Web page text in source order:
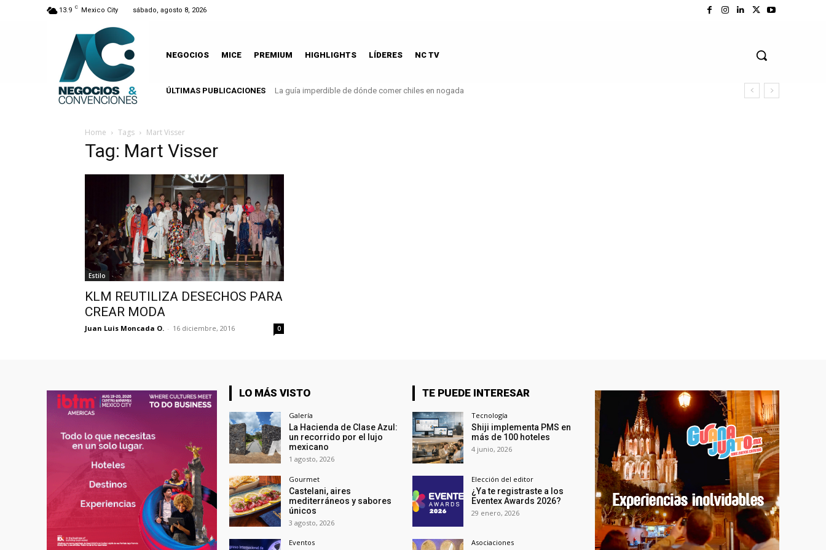
13.9 C Mexico City sábado, agosto 8, 2026
NEGOCIOS MICE PREMIUM HIGHLIGHTS LÍDERES NC TV
ÚLTIMAS PUBLICACIONES La guía imperdible de dónde comer chiles en nogada
Home Tags Mart Visser
Tag: Mart Visser
Estilo
KLM REUTILIZA DESECHOS PARA
CREAR MODA
Juan Luis Moncada O. - 16 diciembre, 2016 0
LO MÁS VISTO
Galería
La Hacienda de Clase Azul:
un recorrido por el lujo
mexicano
1 agosto, 2026
Gourmet
Castelani, aires
mediterráneos y sabores
únicos
3 agosto, 2026
Eventos
TE PUEDE INTERESAR
Tecnología
Shiji implementa PMS en
más de 100 hoteles
4 junio, 2026
Elección del editor
¿Ya te registraste a los
Eventex Awards 2026?
29 enero, 2026
Asociaciones